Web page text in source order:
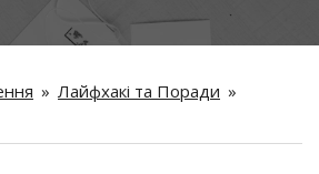
» Лайфхакі та Поради »